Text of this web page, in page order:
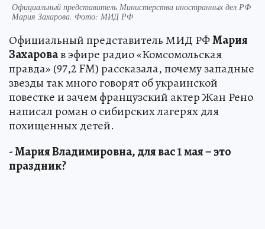
Официальный представитель Министерства иностранных дел РФ
Мария Захарова. Фото: МИД РФ
Официальный представитель МИД РФМария
Захаровав эфире радио «Комсомольская
правда» (97,2 FM) рассказала, почему западные
звезды так много говорят об украинской
повестке и зачем французский актер Жан Рено
написал роман о сибирских лагерях для
похищенных детей.
- Мария Владимировна, для вас 1 мая – это
праздник?